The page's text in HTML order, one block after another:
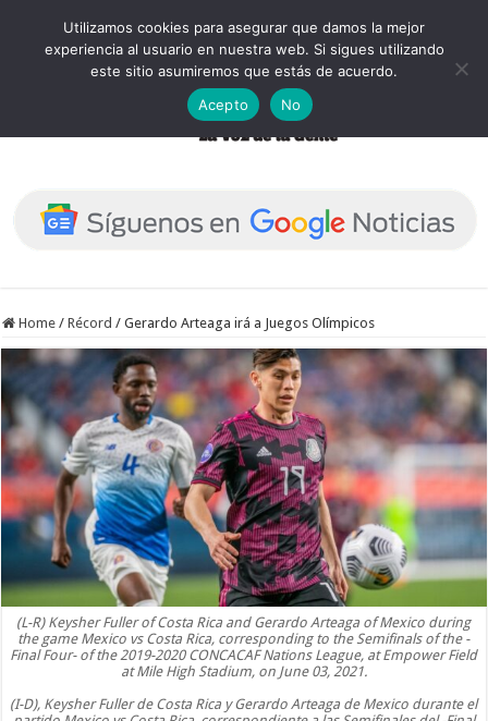
Home / Récord / Gerardo Arteaga irá a Juegos Olímpicos
(L-R) Keysher Fuller of Costa Rica and Gerardo Arteaga of Mexico during
the game Mexico vs Costa Rica, corresponding to the Semifinals of the -
Final Four- of the 2019-2020 CONCACAF Nations League, at Empower Field
at Mile High Stadium, on June 03, 2021.
(I-D), Keysher Fuller de Costa Rica y Gerardo Arteaga de Mexico durante el
Utilizamos cookies para asegurar que damos la mejor
experiencia al usuario en nuestra web. Si sigues utilizando
este sitio asumiremos que estás de acuerdo.
Acepto
No